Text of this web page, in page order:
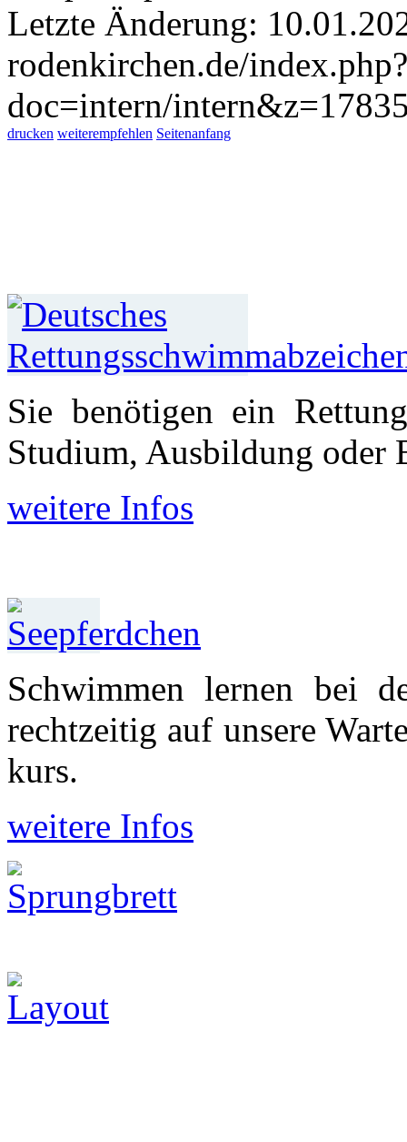
Letzte Änderung:
rodenkirchen.de/index.php?
doc=intern/
drucken weiterempfehlen Seitenanfang
Sie benötigen ein
Studium, Aus­bildung oder
weitere Infos
Schwimmen lernen bei
recht­zeitig auf unsere
kurs.
weitere Infos